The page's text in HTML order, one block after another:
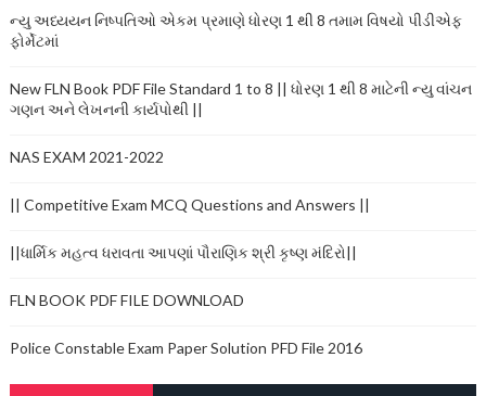
ન્યુ અધ્યયન નિષ્પતિઓ એકમ પ્રમાણે ધોરણ 1 થી 8 તમામ વિષયો પીડીએફ
ફોર્મેટમાં
New FLN Book PDF File Standard 1 to 8 || ધોરણ 1 થી 8 માટેની ન્યુ વાંચન
ગણન અને લેખનની કાર્યપોથી ||
NAS EXAM 2021-2022
|| Competitive Exam MCQ Questions and Answers ||
||ધાર્મિક મહત્વ ધરાવતા આપણાં પૌરાણિક શ્રી કૃષ્ણ મંદિરો||
FLN BOOK PDF FILE DOWNLOAD
Police Constable Exam Paper Solution PFD File 2016